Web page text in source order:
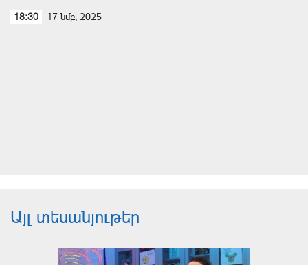
18:30 17 նմբ, 2025
Այլ տեսանյութեր